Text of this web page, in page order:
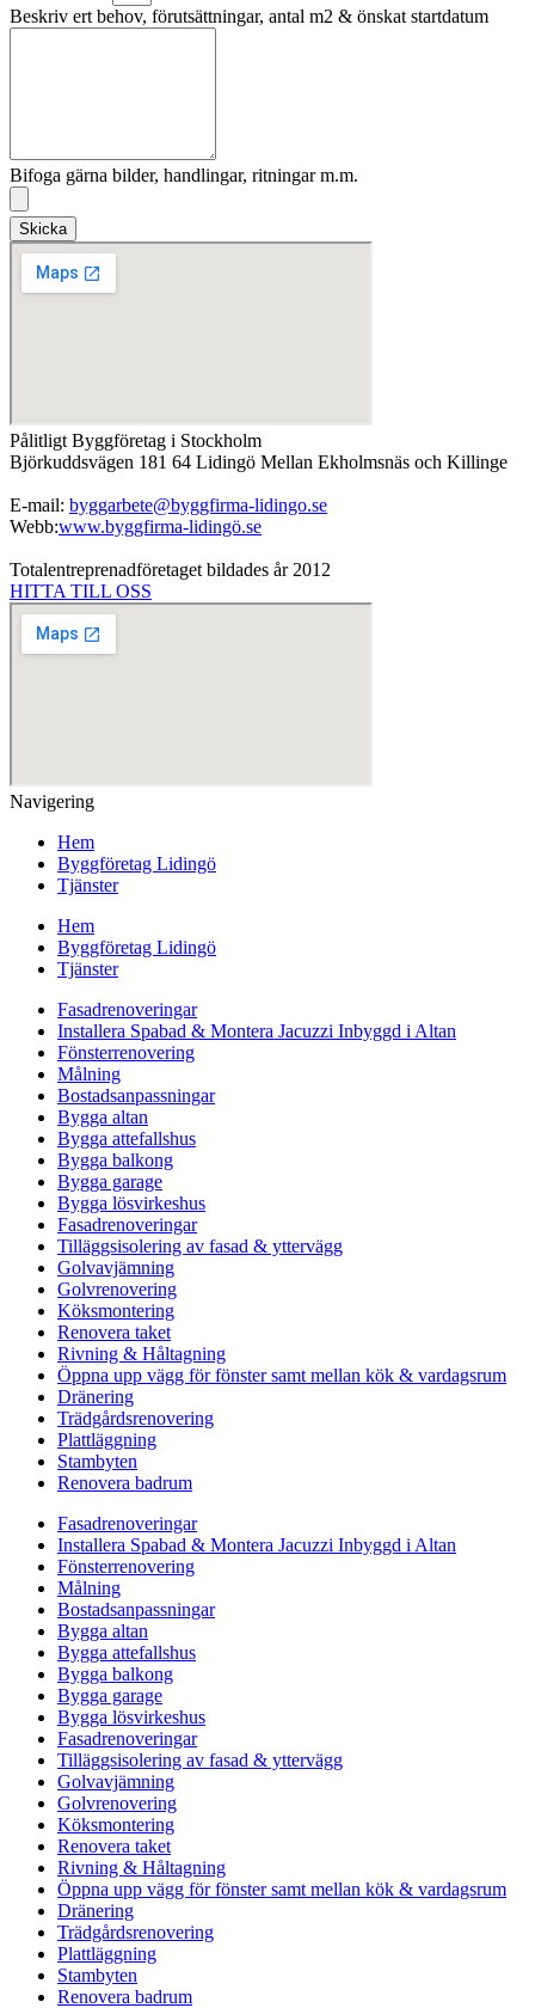
Beskriv ert behov, förutsättningar, antal m2 & önskat startdatum
Bifoga gärna bilder, handlingar, ritningar m.m.
Skicka
Pålitligt Byggföretag i Stockholm
Björkuddsvägen 181 64 Lidingö Mellan Ekholmsnäs och Killinge
E-mail: byggarbete@byggfirma-lidingo.se
Webb:www.byggfirma-lidingö.se
Totalentreprenadföretaget bildades år 2012
HITTA TILL OSS
Navigering
Hem
Byggföretag Lidingö
Tjänster
Hem
Byggföretag Lidingö
Tjänster
Fasadrenoveringar
Installera Spabad & Montera Jacuzzi Inbyggd i Altan
Fönsterrenovering
Målning
Bostadsanpassningar
Bygga altan
Bygga attefallshus
Bygga balkong
Bygga garage
Bygga lösvirkeshus
Fasadrenoveringar
Tilläggsisolering av fasad & yttervägg
Golvavjämning
Golvrenovering
Köksmontering
Renovera taket
Rivning & Håltagning
Öppna upp vägg för fönster samt mellan kök & vardagsrum
Dränering
Trädgårdsrenovering
Plattläggning
Stambyten
Renovera badrum
Fasadrenoveringar
Installera Spabad & Montera Jacuzzi Inbyggd i Altan
Fönsterrenovering
Målning
Bostadsanpassningar
Bygga altan
Bygga attefallshus
Bygga balkong
Bygga garage
Bygga lösvirkeshus
Fasadrenoveringar
Tilläggsisolering av fasad & yttervägg
Golvavjämning
Golvrenovering
Köksmontering
Renovera taket
Rivning & Håltagning
Öppna upp vägg för fönster samt mellan kök & vardagsrum
Dränering
Trädgårdsrenovering
Plattläggning
Stambyten
Renovera badrum